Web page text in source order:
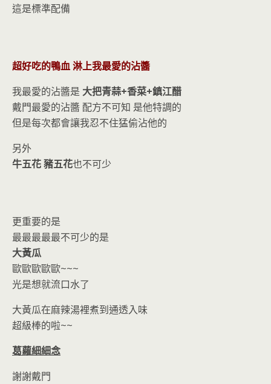
這是標準配備
超好吃的鴨血 淋上我最愛的沾醬
我最愛的沾醬是 大把青蒜+香菜+鎮江醋
戴門最愛的沾醬 配方不可知 是他特調的
但是每次都會讓我忍不住猛偷沾他的
另外
牛五花 豬五花也不可少
更重要的是
最最最最最不可少的是
大黃瓜
歐歐歐歐歐~~~
光是想就流口水了
大黃瓜在麻辣湯裡煮到通透入味
超級棒的啦~~
葛蘿細細念
謝謝戴門